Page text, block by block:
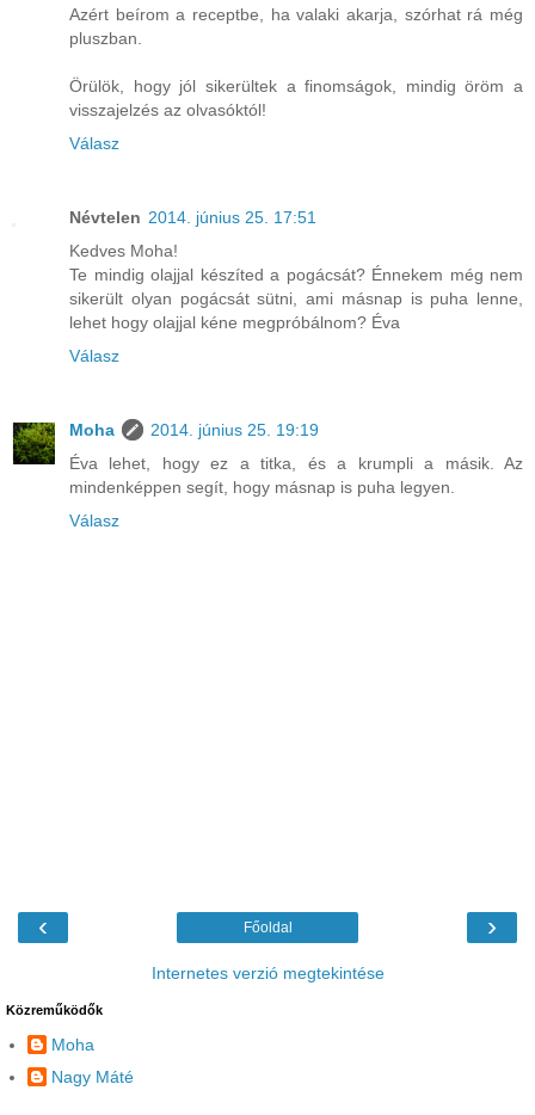
Azért beírom a receptbe, ha valaki akarja, szórhat rá még
pluszban.
Örülök, hogy jól sikerültek a finomságok, mindig öröm a
visszajelzés az olvasóktól!
Válasz
Névtelen 2014. június 25. 17:51
Kedves Moha!
Te mindig olajjal készíted a pogácsát? Énnekem még nem
sikerült olyan pogácsát sütni, ami másnap is puha lenne,
lehet hogy olajjal kéne megpróbálnom? Éva
Válasz
Moha
2014. június 25. 19:19
Éva lehet, hogy ez a titka, és a krumpli a másik. Az
mindenképpen segít, hogy másnap is puha legyen.
Válasz
‹ ›
Főoldal
Internetes verzió megtekintése
Közreműködők
Moha
Nagy Máté